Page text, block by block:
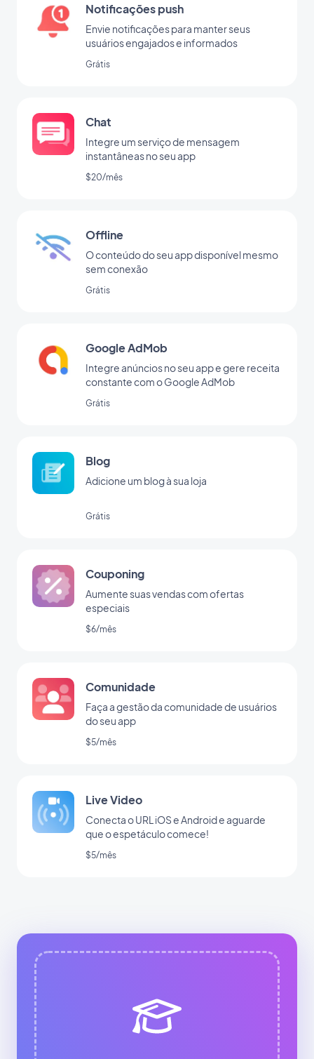
Notificações push
Envie notificações para manter seus
usuários engajados e informados
Grátis
Chat
Integre um serviço de mensagem
instantâneas no seu app
$20/mês
Offline
O conteúdo do seu app disponível mesmo
sem conexão
Grátis
Google AdMob
Integre anúncios no seu app e gere receita
constante com o Google AdMob
Grátis
Blog
Adicione um blog à sua loja
Grátis
Couponing
Aumente suas vendas com ofertas
especiais
$6/mês
Comunidade
Faça a gestão da comunidade de usuários
do seu app
$5/mês
Live Video
Conecta o URL iOS e Android e aguarde
que o espetáculo comece!
$5/mês